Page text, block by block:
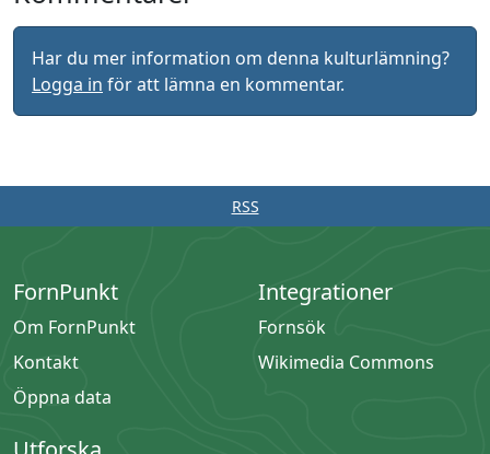
Har du mer information om denna kulturlämning?
Logga in för att lämna en kommentar.
RSS
FornPunkt
Om FornPunkt
Kontakt
Öppna data
Integrationer
Fornsök
Wikimedia Commons